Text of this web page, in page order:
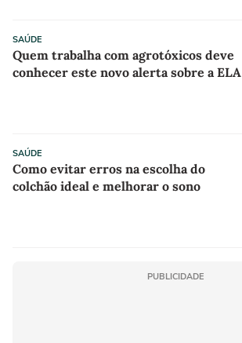
SAÚDE
Quem trabalha com agrotóxicos deve
conhecer este novo alerta sobre a ELA
SAÚDE
Como evitar erros na escolha do
colchão ideal e melhorar o sono
PUBLICIDADE